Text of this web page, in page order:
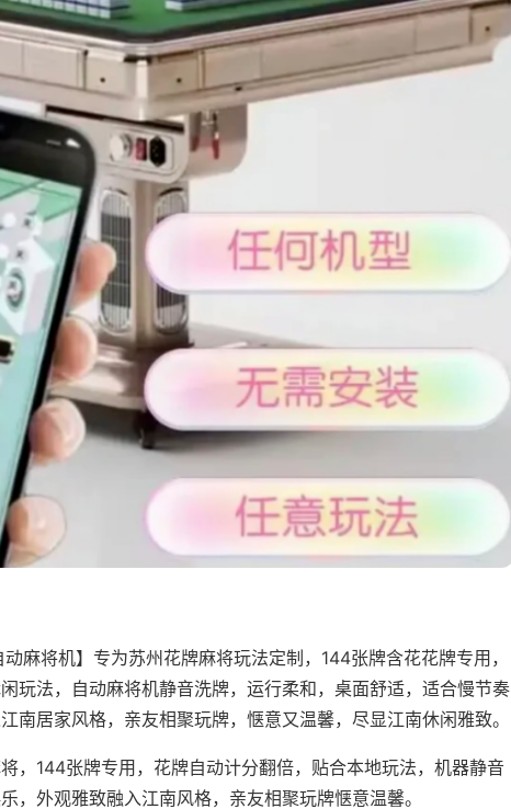
动麻将机】专为苏州花牌麻将玩法定制，144张牌含花花牌专用，
玩法，自动麻将机静音洗牌，运行柔和，桌面舒适，适合慢节奏
南居家风格，亲友相聚玩牌，惬意又温馨，尽显江南休闲雅致。
，144张牌专用，花牌自动计分翻倍，贴合本地玩法，机器静音
，外观雅致融入江南风格，亲友相聚玩牌惬意温馨。